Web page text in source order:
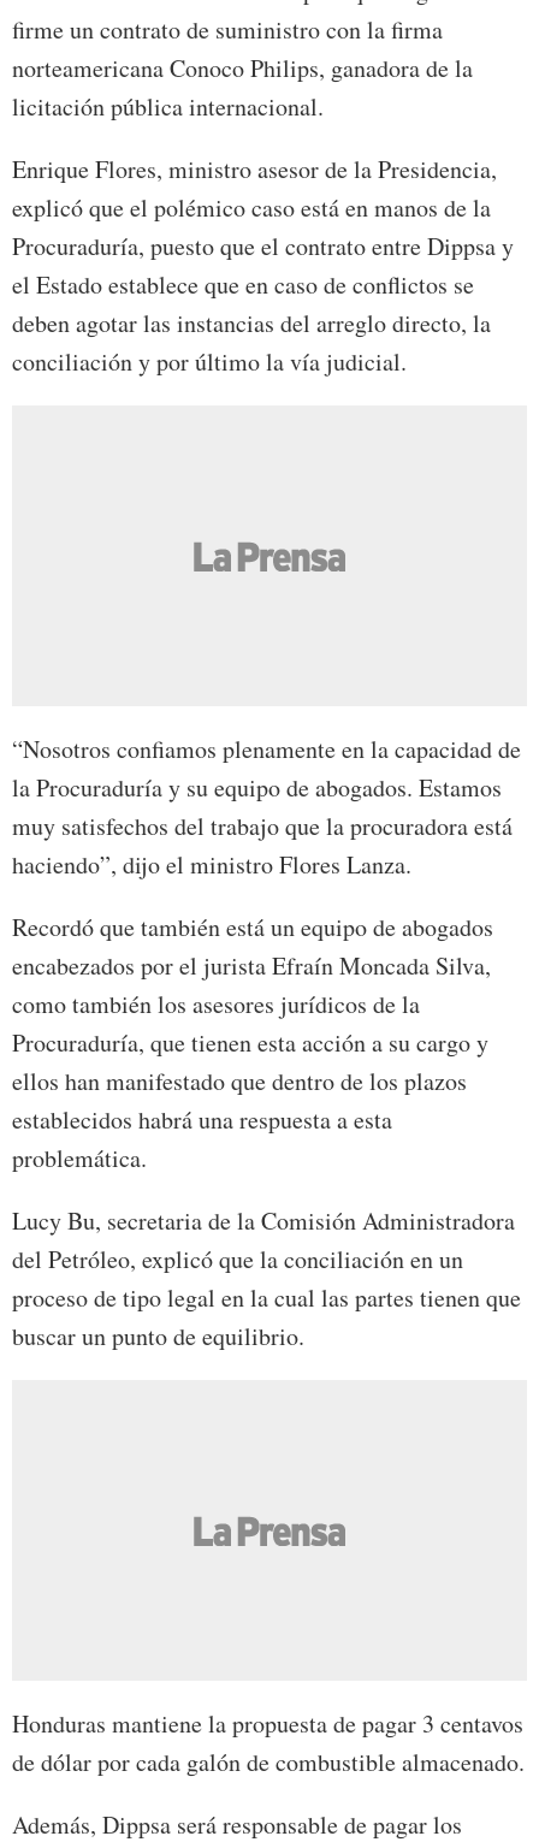
firme un contrato de suministro con la firma
norteamericana Conoco Philips, ganadora de la
licitación pública internacional.
Enrique Flores, ministro asesor de la Presidencia,
explicó que el polémico caso está en manos de la
Procuraduría, puesto que el contrato entre Dippsa y
el Estado establece que en caso de conflictos se
deben agotar las instancias del arreglo directo, la
conciliación y por último la vía judicial.
“Nosotros confiamos plenamente en la capacidad de
la Procuraduría y su equipo de abogados. Estamos
muy satisfechos del trabajo que la procuradora está
haciendo”, dijo el ministro Flores Lanza.
Recordó que también está un equipo de abogados
encabezados por el jurista Efraín Moncada Silva,
como también los asesores jurídicos de la
Procuraduría, que tienen esta acción a su cargo y
ellos han manifestado que dentro de los plazos
establecidos habrá una respuesta a esta
problemática.
Lucy Bu, secretaria de la Comisión Administradora
del Petróleo, explicó que la conciliación en un
proceso de tipo legal en la cual las partes tienen que
buscar un punto de equilibrio.
Honduras mantiene la propuesta de pagar 3 centavos
de dólar por cada galón de combustible almacenado.
Además, Dippsa será responsable de pagar los